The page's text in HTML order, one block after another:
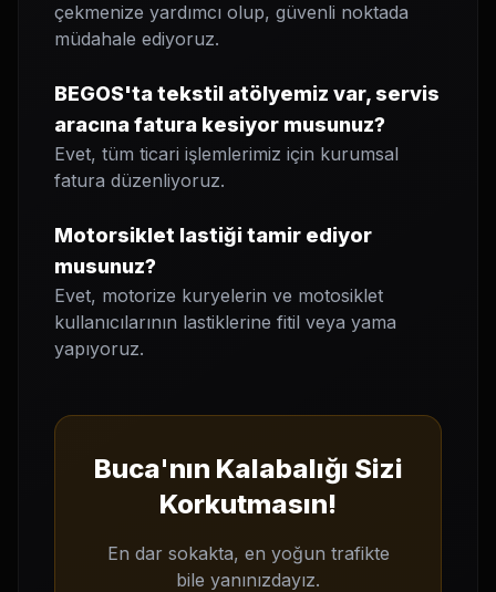
çekmenize yardımcı olup, güvenli noktada
müdahale ediyoruz.
BEGOS'ta tekstil atölyemiz var, servis
aracına fatura kesiyor musunuz?
Evet, tüm ticari işlemlerimiz için kurumsal
fatura düzenliyoruz.
Motorsiklet lastiği tamir ediyor
musunuz?
Evet, motorize kuryelerin ve motosiklet
kullanıcılarının lastiklerine fitil veya yama
yapıyoruz.
Buca'nın Kalabalığı Sizi
Korkutmasın!
En dar sokakta, en yoğun trafikte
bile yanınızdayız.